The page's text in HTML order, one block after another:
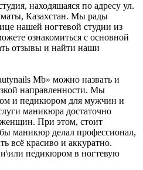
находящаяся по адресу ул.
Казахстан. Мы рады
нашей ногтевой студии из
ознакомиться с основной
отзывы и найти наши
Mb» можно назвать и
направленности. Мы
и педикюром для мужчин и
маникюра достаточно
При этом, стоит
маникюр делал профессионал,
всё красиво и аккуратно.
педикюром в ногтевую